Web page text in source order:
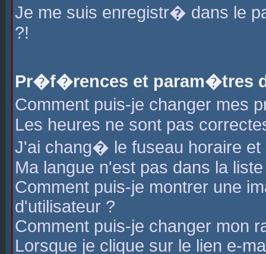
Je me suis enregistr� dans le
?!
Pr�f�rences et param�tres
Comment puis-je changer mes
Les heures ne sont pas
J'ai chang� le fuseau horaire
Ma langue n'est pas dans la
Comment puis-je montrer une
d'utilisateur ?
Comment puis-je changer mon
Lorsque je clique sur le lien e-